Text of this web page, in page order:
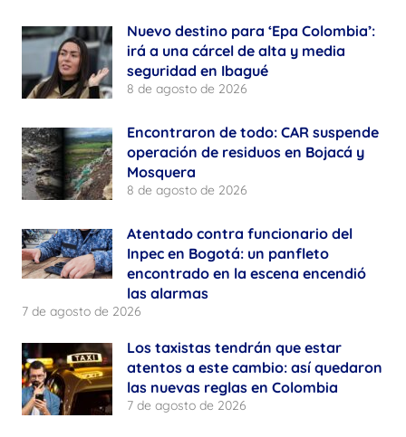
Nuevo destino para ‘Epa Colombia’:
irá a una cárcel de alta y media
seguridad en Ibagué
8 de agosto de 2026
Encontraron de todo: CAR suspende
operación de residuos en Bojacá y
Mosquera
8 de agosto de 2026
Atentado contra funcionario del
Inpec en Bogotá: un panfleto
encontrado en la escena encendió
las alarmas
7 de agosto de 2026
Los taxistas tendrán que estar
atentos a este cambio: así quedaron
las nuevas reglas en Colombia
7 de agosto de 2026